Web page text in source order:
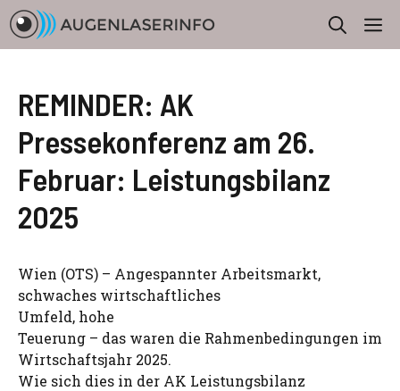
Zum
Inhalt
springen
REMINDER: AK
Pressekonferenz am 26.
Februar: Leistungsbilanz
2025
Wien (OTS) – Angespannter Arbeitsmarkt,
schwaches wirtschaftliches
Umfeld, hohe
Teuerung – das waren die Rahmenbedingungen im
Wirtschaftsjahr 2025.
Wie sich dies in der AK Leistungsbilanz